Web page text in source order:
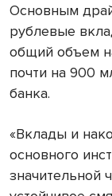
Основным
рублевые
общий объем
почти на 900
банка.
«Вклады и
основного
значительной